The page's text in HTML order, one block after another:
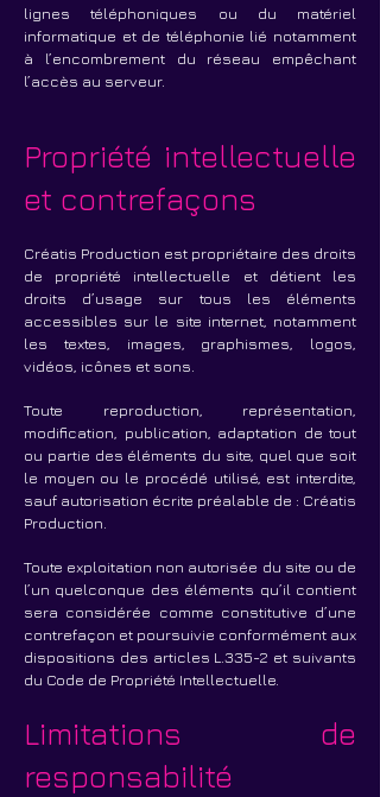
lignes téléphoniques ou du matériel
informatique et de téléphonie lié notamment
à l’encombrement du réseau empêchant
l’accès au serveur.
Propriété intellectuelle
et contrefaçons
Créatis Production est propriétaire des droits
de propriété intellectuelle et détient les
droits d’usage sur tous les éléments
accessibles sur le site internet, notamment
les textes, images, graphismes, logos,
vidéos, icônes et sons.
Toute reproduction, représentation,
modification, publication, adaptation de tout
ou partie des éléments du site, quel que soit
le moyen ou le procédé utilisé, est interdite,
sauf autorisation écrite préalable de : Créatis
Production.
Toute exploitation non autorisée du site ou de
l’un quelconque des éléments qu’il contient
sera considérée comme constitutive d’une
contrefaçon et poursuivie conformément aux
dispositions des articles L.335-2 et suivants
du Code de Propriété Intellectuelle.
Limitations de
responsabilité